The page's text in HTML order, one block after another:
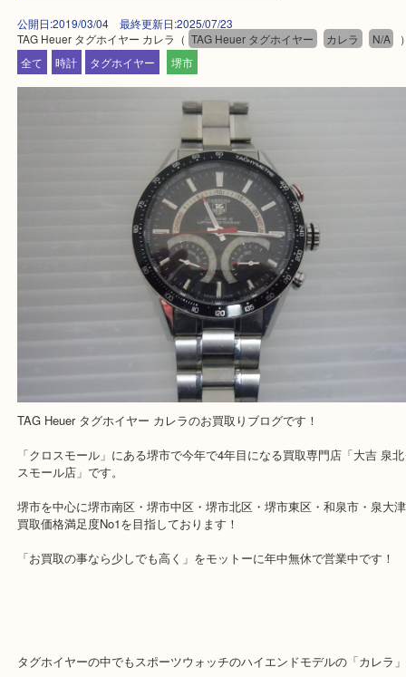
・よくいただくご質問集
買取専門 大吉 泉北アクロスモール店に来てよかった！と思ってい
一点一点を丁寧に査定させていただきます！
Facebook
Twitter
Line
TAG Heuer タグホイヤー カレラ
公開日:2019/03/04 最終更新日:2025/07/23
TAG Heuer タグホイヤー カレラ（ TAG Heuer タグホイヤー
全て
時計 タグホイヤー 堺市